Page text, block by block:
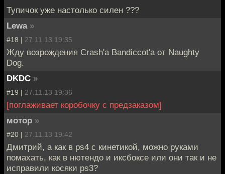
Тупичок уже настолько силен ???
Lewa »
#18 | 27.11.13 19:35
Жду возрождения Crash'a Bandiccot'a от Naughty
Dog.
DKDC »
#19 | 27.11.13 19:36
[поглаживает коробочку с предзаказом]
мотор »
#20 | 27.11.13 19:42
Дмитрий, а как в рs4 с кинетикой, можно руками
помахать, как в нютендо и иксбоксе или они так и не
исправили косяки рs3?